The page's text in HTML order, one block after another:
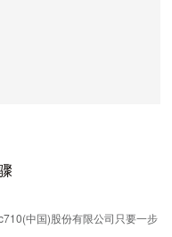
中国)股份有限公司只要一步